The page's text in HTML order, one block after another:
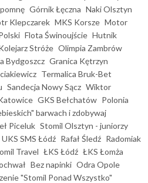
Górnik Łęczna Naki Olsztyn
Klepczarek MKS Korsze Motor
Flota Świnoujście Hutnik
Stróże Olimpia Zambrów
Bydgoszcz Granica Kętrzyn
Termalica Bruk-Bet
Sandecja Nowy Sącz Wiktor
GKS Bełchatów Polonia
barwach i zdobywaj
Piceluk Stomil Olsztyn - juniorzy
UKS SMS Łódź Rafał Śledź Radomiak
Travel ŁKS Łódź ŁKS Łomża
Bez napinki Odra Opole
"Stomil Ponad Wszystko"